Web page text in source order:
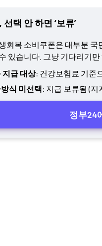
택 안 하면 ‘보류’
회복 소비쿠폰은 대부분 국
있습니다. 그냥 기다리기만
지급 대상: 건강보험료 기준
식 미선택: 지급 보류됨 (
정부24